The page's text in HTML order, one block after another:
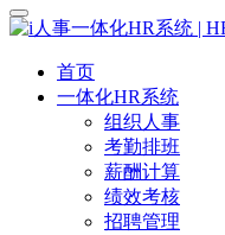
首页
一体化HR系统
组织人事
考勤排班
薪酬计算
绩效考核
招聘管理